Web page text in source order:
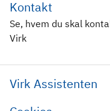
Kontakt
Se, hvem du skal
Virk
Virk Assistenten